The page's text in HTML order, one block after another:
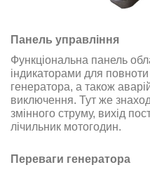
Панель управління
Функціональна панель
індикаторами для
генератора, а також
виключення. Тут же
змінного струму, вихід
лічильник мотогодин.
Переваги генератора